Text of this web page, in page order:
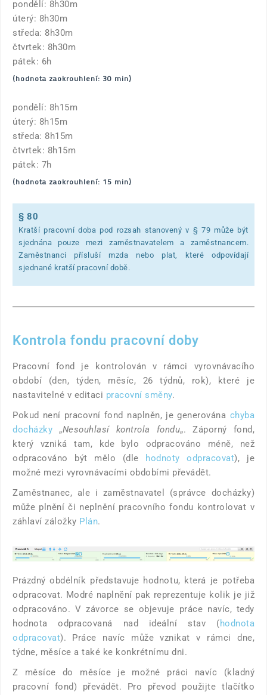
pondělí: 8h30m
úterý: 8h30m
středa: 8h30m
čtvrtek: 8h30m
pátek: 6h
(hodnota zaokrouhlení: 30 min)
pondělí: 8h15m
úterý: 8h15m
středa: 8h15m
čtvrtek: 8h15m
pátek: 7h
(hodnota zaokrouhlení: 15 min)
§ 80
Kratší pracovní doba pod rozsah stanovený v § 79 může být
sjednána pouze mezi zaměstnavatelem a zaměstnancem.
Zaměstnanci přísluší mzda nebo plat, které odpovídají
sjednané kratší pracovní době.
Kontrola fondu pracovní doby
Pracovní fond je kontrolován v rámci vyrovnávacího
období (den, týden, měsíc, 26 týdnů, rok), které je
nastavitelné v editaci pracovní směny.
Pokud není pracovní fond naplněn, je generována chyba
docházky „Nesouhlasí kontrola fondu„. Záporný fond,
který vzniká tam, kde bylo odpracováno méně, než
odpracováno být mělo (dle hodnoty odpracovat), je
možné mezi vyrovnávacími obdobími převádět.
Zaměstnanec, ale i zaměstnavatel (správce docházky)
může plnění či neplnění pracovního fondu kontrolovat v
záhlaví záložky Plán.
Prázdný obdélník představuje hodnotu, která je potřeba
odpracovat. Modré naplnění pak reprezentuje kolik je již
odpracováno. V závorce se objevuje práce navíc, tedy
hodnota odpracovaná nad ideální stav (hodnota
odpracovat). Práce navíc může vznikat v rámci dne,
týdne, měsíce a také ke konkrétnímu dni.
Z měsíce do měsíce je možné práci navíc (kladný
pracovní fond) převádět. Pro převod použijte tlačítko